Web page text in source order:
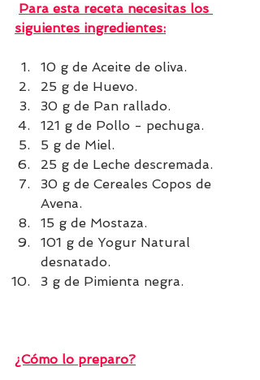
Para esta receta necesitas los
siguientes ingredientes:
10 g de Aceite de oliva.
25 g de Huevo.
30 g de Pan rallado.
121 g de Pollo - pechuga.
5 g de Miel.
25 g de Leche descremada.
30 g de Cereales Copos de
Avena.
15 g de Mostaza.
101 g de Yogur Natural
desnatado.
3 g de Pimienta negra.
¿Cómo lo preparo?